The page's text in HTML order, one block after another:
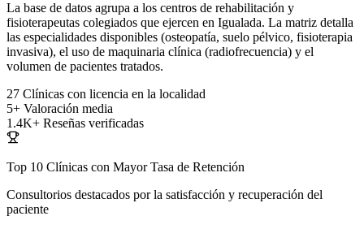
La base de datos agrupa a los centros de rehabilitación y
fisioterapeutas colegiados que ejercen en Igualada. La matriz detalla
las especialidades disponibles (osteopatía, suelo pélvico, fisioterapia
invasiva), el uso de maquinaria clínica (radiofrecuencia) y el
volumen de pacientes tratados.
27 Clínicas con licencia en la localidad
5+ Valoración media
1.4K+ Reseñas verificadas
Top 10 Clínicas con Mayor Tasa de Retención
Consultorios destacados por la satisfacción y recuperación del
paciente